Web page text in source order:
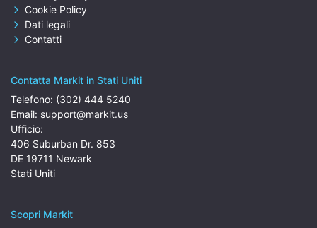
Cookie Policy
Dati legali
Contatti
Contatta Markit in Stati Uniti
Telefono: (302) 444 5240
Email: support@markit.us
Ufficio:
406 Suburban Dr. 853
DE 19711 Newark
Stati Uniti
Scopri Markit